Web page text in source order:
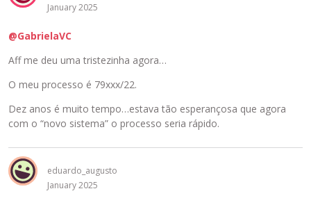
January 2025
@GabrielaVC
Aff me deu uma tristezinha agora…
O meu processo é 79xxx/22.
Dez anos é muito tempo…estava tão esperançosa que agora
com o “novo sistema” o processo seria rápido.
eduardo_augusto
January 2025